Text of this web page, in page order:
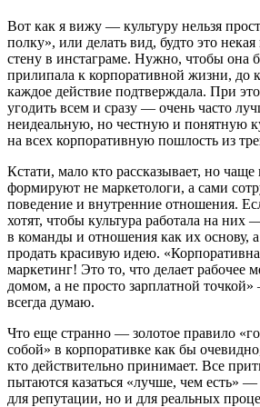
Вот как я вижу — культуру нельзя
полку», или делать вид, будто это
стену в инстаграме. Нужно, чтобы она
прилипала к корпоративной жизни, до
каждое действие подтверждала. При
угодить всем и сразу — очень часто
неидеальную, но честную и понятную
на всех корпоративную пошлость из
Кстати, мало кто рассказывает, но чаще
формируют не маркетологи, а сами
поведение и внутренние отношения.
хотят, чтобы культура работала на них
в команды и отношения как их основу,
продать красивую идею.
маркетинг! Это то, что делает рабочее
домом, а не просто зарплатной точкой»
всегда думаю.
Что еще странно — золотое правило
собой» в корпоративке как бы
кто действительно принимает. Все
пытаются казаться «лучше, чем есть» —
для репутации, но и для реальных